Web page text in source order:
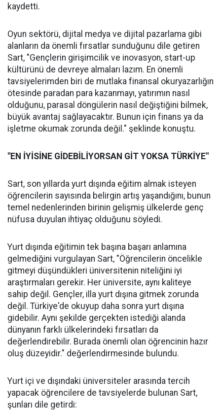
kaydetti.
Oyun sektörü, dijital medya ve dijital pazarlama gibi
alanların da önemli fırsatlar sunduğunu dile getiren
Sart, "Gençlerin girişimcilik ve inovasyon, start-up
kültürünü de devreye almaları lazım. En önemli
tavsiyelerimden biri de mutlaka finansal okuryazarlığın
ötesinde paradan para kazanmayı, yatırımın nasıl
olduğunu, parasal döngülerin nasıl değiştiğini bilmek,
büyük avantaj sağlayacaktır. Bunun için finans ya da
işletme okumak zorunda değil." şeklinde konuştu.
"EN İYİSİNE GİDEBİLİYORSAN GİT YOKSA TÜRKİYE"
Sart, son yıllarda yurt dışında eğitim almak isteyen
öğrencilerin sayısında belirgin artış yaşandığını, bunun
temel nedenlerinden birinin gelişmiş ülkelerde genç
nüfusa duyulan ihtiyaç olduğunu söyledi.
Yurt dışında eğitimin tek başına başarı anlamına
gelmediğini vurgulayan Sart, "Öğrencilerin öncelikle
gitmeyi düşündükleri üniversitenin niteliğini iyi
araştırmaları gerekir. Her üniversite, aynı kaliteye
sahip değil. Gençler, illa yurt dışına gitmek zorunda
değil. Türkiye'de okuyup daha sonra yurt dışına
gidebilir. Aynı şekilde gerçekten istediği alanda
dünyanın farklı ülkelerindeki fırsatları da
değerlendirebilir. Burada önemli olan öğrencinin hazır
oluş düzeyidir." değerlendirmesinde bulundu.
Yurt içi ve dışındaki üniversiteler arasında tercih
yapacak öğrencilere de tavsiyelerde bulunan Sart,
şunları dile getirdi: